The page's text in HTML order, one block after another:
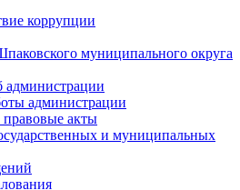
коррупции
муниципального округа
администрации
акты
и муниципальных